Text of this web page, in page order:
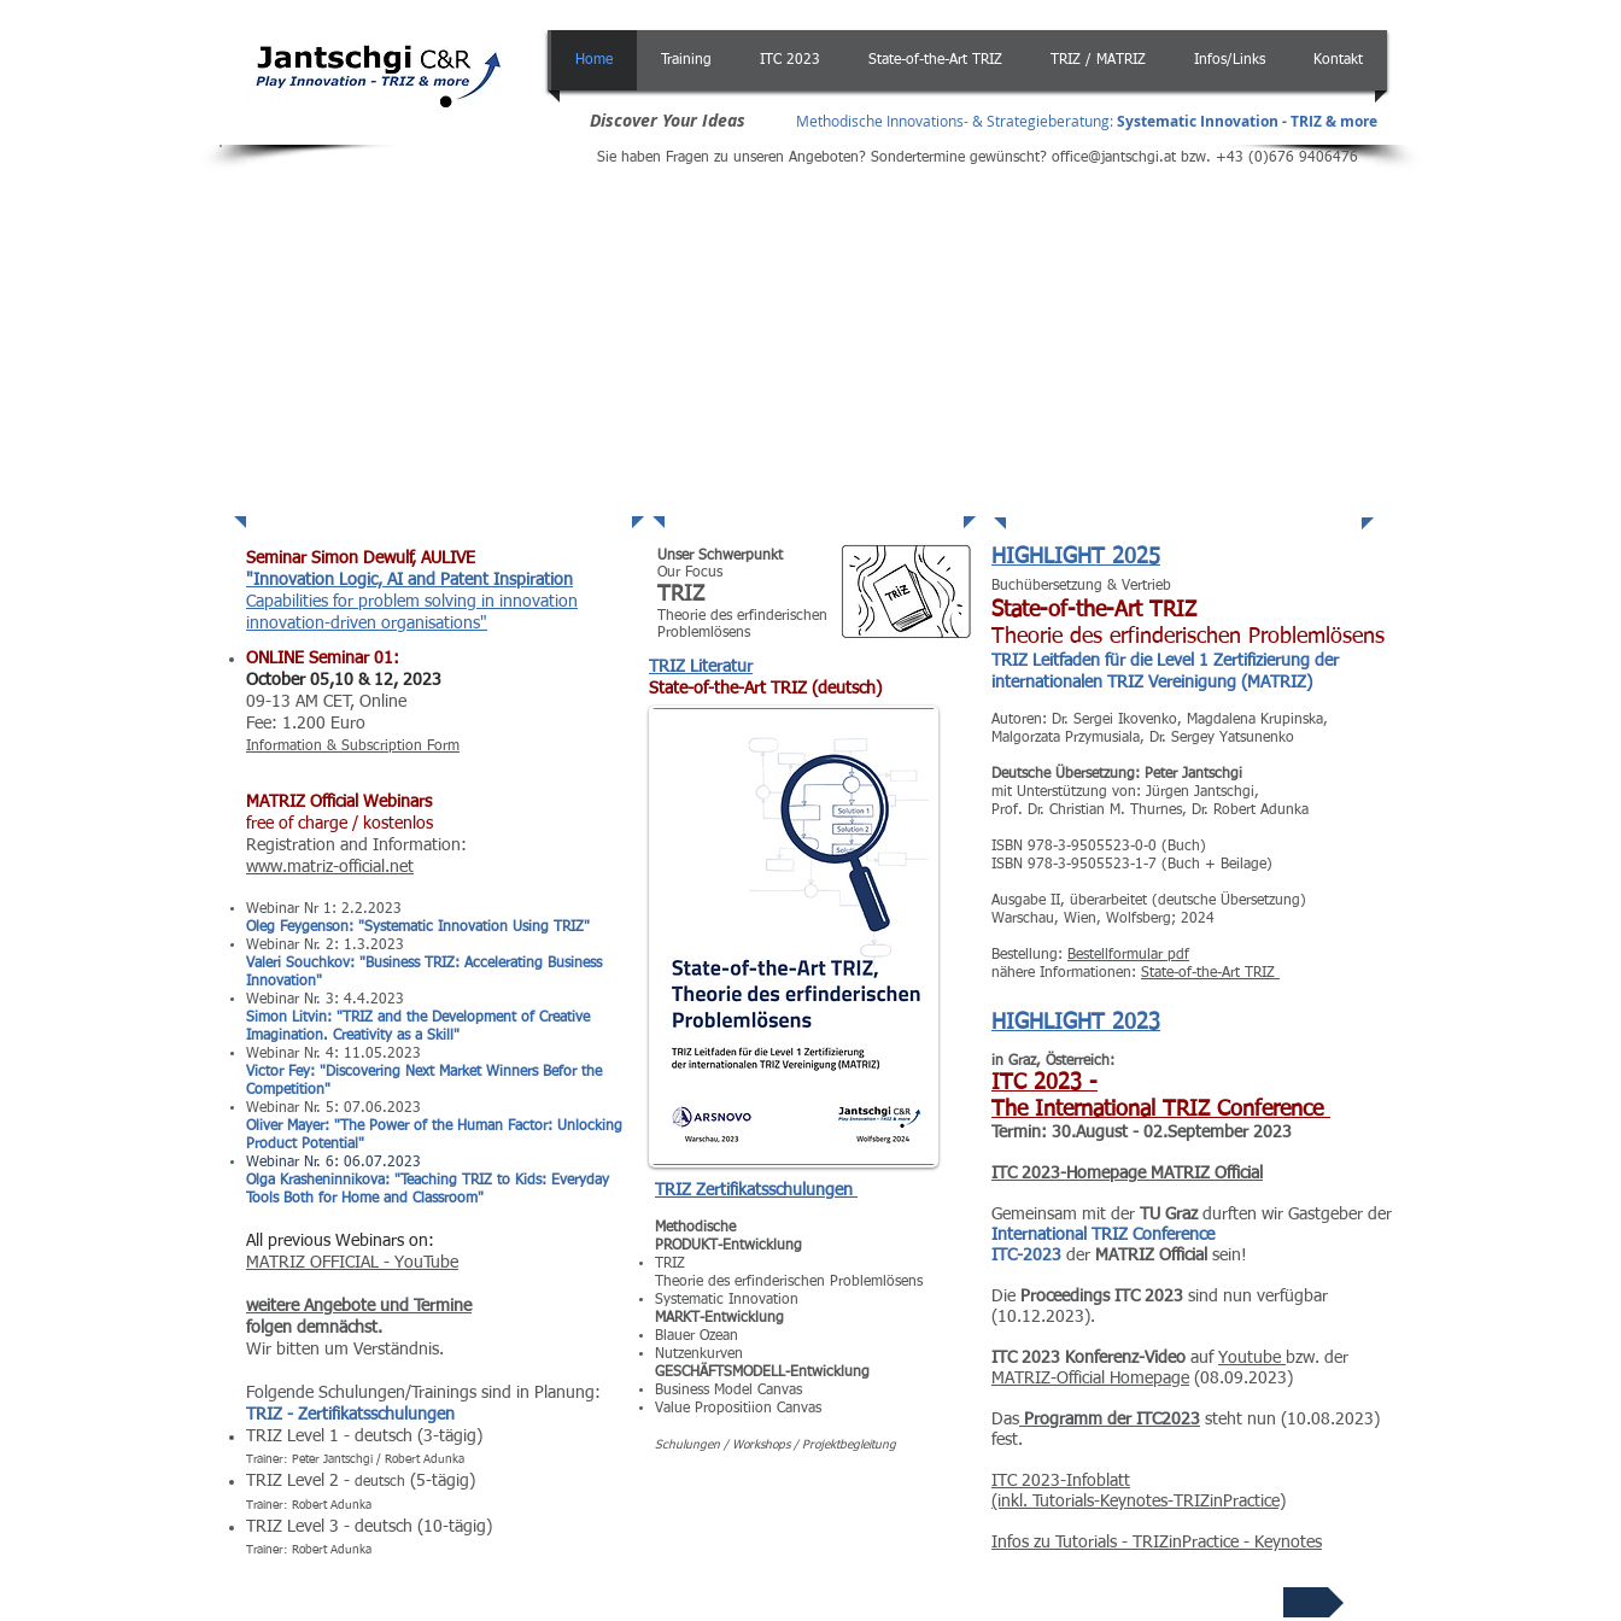
Home Training ITC 2023 State-of-the-Art TRIZ TRIZ / MATRIZ Infos/Links Kontakt
Discover Your Ideas Methodische Innovations- & Strategieberatung:Systematic Innovation -TRIZ & more
Sie haben Fragen zu unseren Angeboten? Sondertermine gewünscht? office@jantschgi.at bzw. +43 (0)676 9406476
Seminar Simon Dewulf, AULIVE
"Innovation Logic, AI and Patent Inspiration
Capabilities for problem solving in innovation
innovation-driven organisations"
ONLINE Seminar 01:
October 05,10 & 12, 2023
09-13 AM CET, Online
Fee: 1.200 Euro
Information & Subscription Form
MATRIZ Official Webinars
free of charge / kostenlos
Registration and Information:
www.matriz-official.net
Webinar Nr 1: 2.2.2023
Oleg Feygenson: "Systematic Innovation Using TRIZ"
Webinar Nr. 2: 1.3.2023
Valeri Souchkov: "Business TRIZ: Accelerating Business
Innovation"
Webinar Nr. 3: 4.4.2023
Simon Litvin: "TRIZ and the Development of Creative
Imagination. Creativity as a Skill"
Webinar Nr. 4: 11.05.2023
Victor Fey: "Discovering Next Market Winners Befor the
Competition"
Webinar Nr. 5: 07.06.2023
Oliver Mayer: "The Power of the Human Factor: Unlocking
Product Potential"
Webinar Nr. 6: 06.07.2023
Olga Krasheninnikova: "Teaching TRIZ to Kids: Everyday
Tools Both for Home and Classroom"
All previous Webinars on:
MATRIZ OFFICIAL - YouTube
weitere Angebote und Termine
folgen demnächst.
Wir bitten um Verständnis.
Folgende Schulungen/Trainings sind in Planung:
TRIZ - Zertifikatsschulungen
TRIZ Level 1 - deutsch (3-tägig)
Trainer: Peter Jantschgi / Robert Adunka
TRIZ Level 2 - deutsch (5-tägig)
Trainer: Robert Adunka
TRIZ Level 3 - deutsch (10-tägig)
Trainer: Robert Adunka
Unser Schwerpunkt
Our Focus
TRIZ
Theorie des erfinderischen
Problemlösens
TRIZ Literatur
State-of-the-Art TRIZ (deutsch)
TRIZ Zertifikatsschulungen
Methodische
PRODUKT-Entwicklung
TRIZ
Theorie des erfinderischen Problemlösens
Systematic Innovation
MARKT-Entwicklung
Blauer Ozean
Nutzenkurven
GESCHÄFTSMODELL-Entwicklung
Business Model Canvas
Value Propositiion Canvas
Schulungen / Workshops / Projektbegleitung
HIGHLIGHT 2025
Buchübersetzung & Vertrieb
State-of-the-Art TRIZ
Theorie des erfinderischen Problemlösens
TRIZ Leitfaden für die Level 1 Zertifizierung der
internationalen TRIZ Vereinigung (MATRIZ)
Autoren: Dr. Sergei Ikovenko, Magdalena Krupinska,
Malgorzata Przymusiala, Dr. Sergey Yatsunenko
Deutsche Übersetzung: Peter Jantschgi
mit Unterstützung von: Jürgen Jantschgi,
Prof. Dr. Christian M. Thurnes, Dr. Robert Adunka
ISBN 978-3-9505523-0-0 (Buch)
ISBN 978-3-9505523-1-7 (Buch + Beilage)
Ausgabe II, überarbeitet (deutsche Übersetzung)
Warschau, Wien, Wolfsberg; 2024
Bestellung: Bestellformular pdf
nähere Informationen: State-of-the-Art TRIZ
HIGHLIGHT 2023
in Graz, Österreich:
ITC 2023 -
The International TRIZ Conference
Termin: 30.August - 02.September 2023
ITC 2023-Homepage MATRIZ Official
Gemeinsam mit der TU Grazdurften wir Gastgeber der
International TRIZ Conference
ITC-2023 der MATRIZ Official sein!
Die Proceedings ITC 2023 sind nun verfügbar
(10.12.2023).
ITC 2023 Konferenz-Video auf Youtube bzw. der
MATRIZ-Official Homepage (08.09.2023)
Das Programm der ITC2023 steht nun (10.08.2023)
fest.
ITC 2023-Infoblatt
(inkl. Tutorials-Keynotes-TRIZinPractice)
Infos zu Tutorials - TRIZinPractice - Keynotes